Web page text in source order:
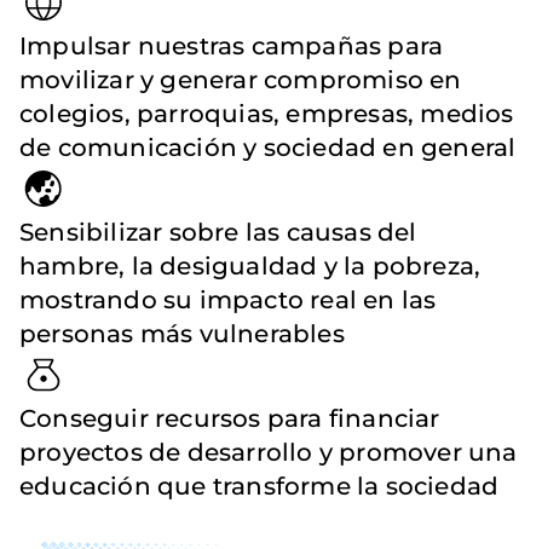
Impulsar nuestras campañas para
movilizar y generar compromiso en
colegios, parroquias, empresas, medios
de comunicación y sociedad en general
Sensibilizar sobre las causas del
hambre, la desigualdad y la pobreza,
mostrando su impacto real en las
personas más vulnerables
Conseguir recursos para financiar
proyectos de desarrollo y promover una
educación que transforme la sociedad
Imagen